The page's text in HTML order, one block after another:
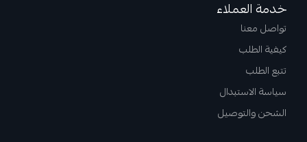
خدمة العملاء
تواصل معنا
كيفية الطلب
تتبع الطلب
سياسة الاستبدال
الشحن والتوصيل